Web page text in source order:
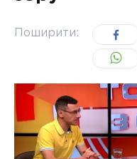
Поширити: